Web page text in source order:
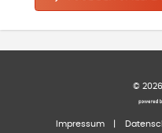
© 2026
Impressum